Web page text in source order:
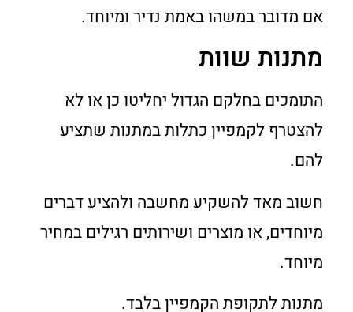
אם מדובר במשהו באמת נדיר ומיוחד.
מתנות שוות
התומכים בחלקם הגדול יחליטו כן או לא
להצטרף לקמפיין כתלות במתנות שתציע
להם.
חשוב מאד להשקיע מחשבה ולהציע דברים
מיוחדים, או מוצרים ושירותים רגילים במחיר
מיוחד.
מתנות לתקופת הקמפיין בלבד.